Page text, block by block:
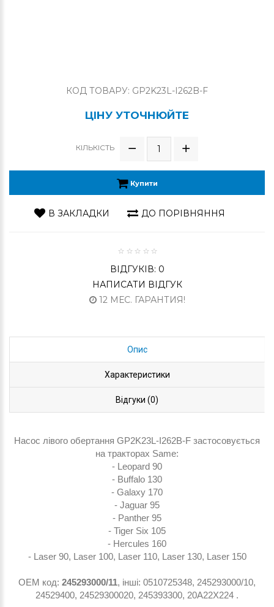
КОД ТОВАРУ: GP2K23L-I262B-F
ЦІНУ УТОЧНЮЙТЕ
КІЛЬКІСТЬ
Купити
В ЗАКЛАДКИ ДО ПОРІВНЯННЯ
ВІДГУКІВ: 0
НАПИСАТИ ВІДГУК
12 МЕС. ГАРАНТИЯ!
Опис
Характеристики
Відгуки (0)
Насос лівого обертання GP2K23L-I262B-F застосовується
на тракторах Same:
- Leopard 90
- Buffalo 130
- Galaxy 170
- Jaguar 95
- Panther 95
- Tiger Six 105
- Hercules 160
- Laser 90, Laser 100, Laser 110, Laser 130, Laser 150
ОЕМ код: 245293000/11, інші: 0510725348, 245293000/10,
24529400, 24529300020, 245393300, 20A22X224 .